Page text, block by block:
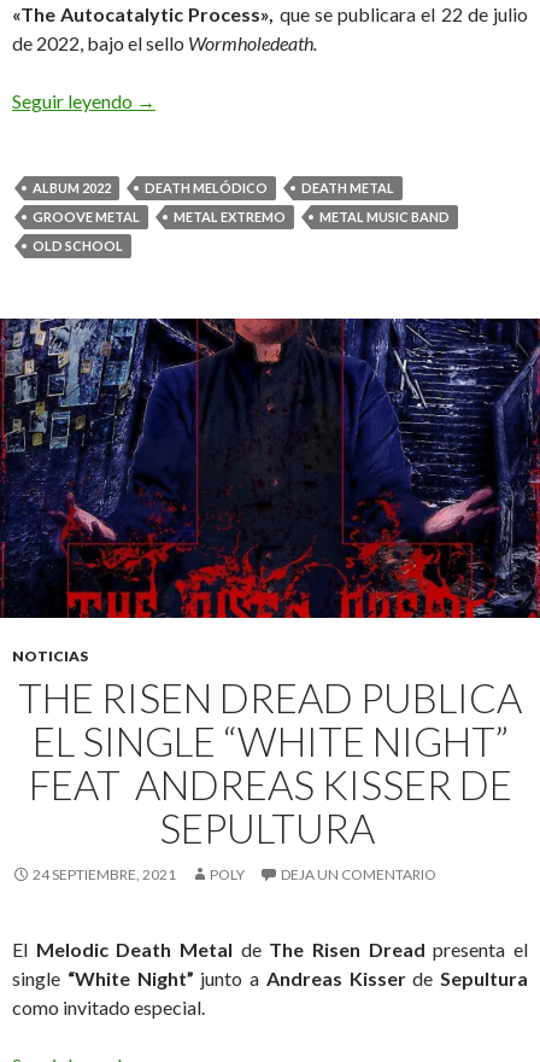
«The Autocatalytic Process», que se publicara el 22 de julio
de 2022, bajo el sello Wormholedeath.
Seguir leyendo Los Death Metal, Eciton, se preparan para
→
ALBUM 2022 DEATH MELÓDICO
DEATH METAL
GROOVE METAL
METAL EXTREMO
METAL MUSIC BAND
OLD SCHOOL
NOTICIAS
THE RISEN DREAD PUBLICA
EL SINGLE “WHITE NIGHT”
FEAT ANDREAS KISSER DE
SEPULTURA
24 SEPTIEMBRE, 2021 POLY DEJA UN COMENTARIO
El Melodic Death Metal de The Risen Dread presenta el
single “White Night” junto a Andreas Kisserde Sepultura
como invitado especial.